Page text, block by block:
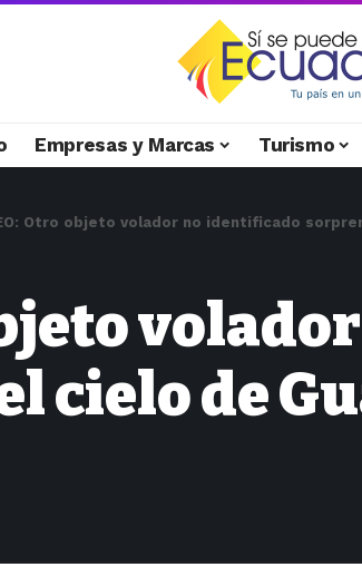
Empresas y Marcas Turismo
Otro objeto volador no identificado
cielo de